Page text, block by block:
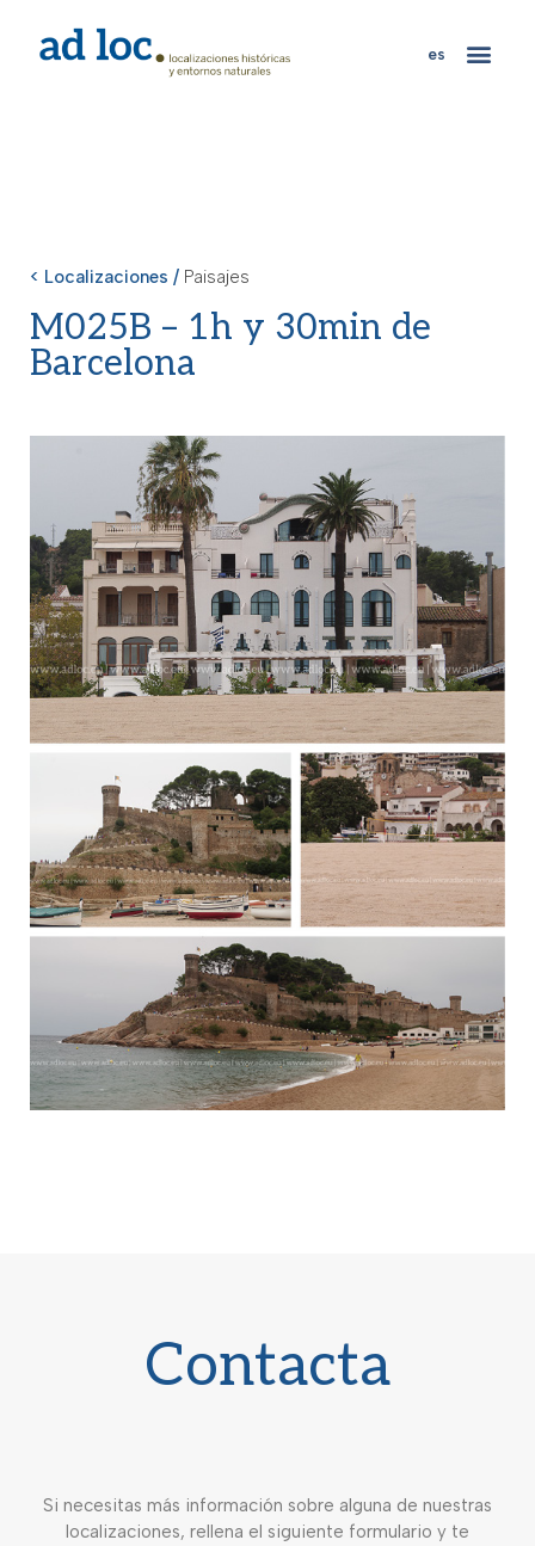
es
< Localizaciones / Paisajes
M025B – 1h y 30min de
Barcelona
Contacta
Si necesitas más información sobre alguna de nuestras
localizaciones, rellena el siguiente formulario y te